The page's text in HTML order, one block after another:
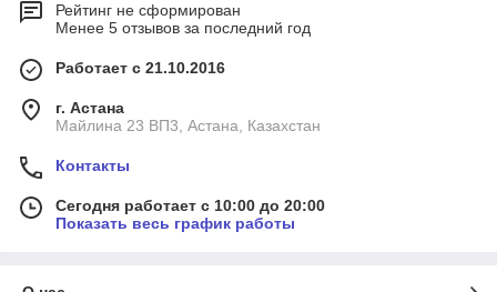
Рейтинг не сформирован
Менее 5 отзывов за последний год
Работает с 21.10.2016
г. Астана
Майлина 23 ВП3, Астана, Казахстан
Контакты
Сегодня работает с 10:00 до 20:00
Показать весь график работы